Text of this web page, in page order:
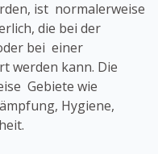
ist normalerweise
die bei der
bei einer
werden kann. Die
Gebiete wie
Hygiene,